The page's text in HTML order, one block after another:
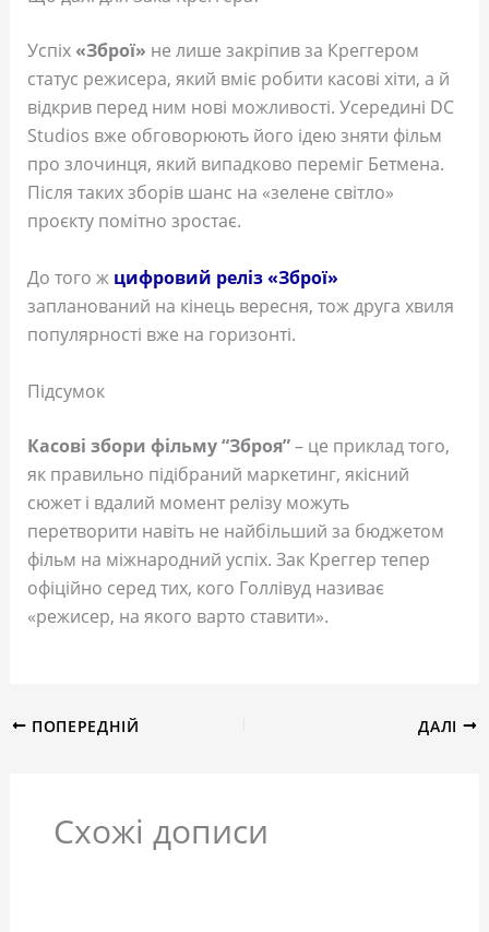
Успіх«Зброї» не лише закріпив за Креггером
статус режисера, який вміє робити касові хіти, а й
відкрив перед ним нові можливості. Усередині DC
Studios вже обговорюють його ідею зняти фільм
про злочинця, який випадково переміг Бетмена.
Після таких зборів шанс на «зелене світло»
проєкту помітно зростає.
До того ж цифровий реліз «Зброї»
запланований на кінець вересня, тож друга хвиля
популярності вже на горизонті.
Підсумок
Касові збори фільму “Зброя”– це приклад того,
як правильно підібраний маркетинг, якісний
сюжет і вдалий момент релізу можуть
перетворити навіть не найбільший за бюджетом
фільм на міжнародний успіх. Зак Креггер тепер
офіційно серед тих, кого Голлівуд називає
«режисер, на якого варто ставити».
ПОПЕРЕДНІЙ ДАЛІ
Схожі дописи